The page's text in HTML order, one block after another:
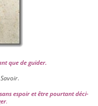
que de gui­der.
.
espoir et être pour­tant déci­
.